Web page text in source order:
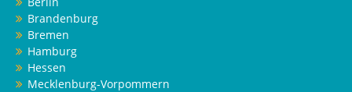
Brandenburg
Bremen
Hamburg
Hessen
Mecklenburg-Vorpommern